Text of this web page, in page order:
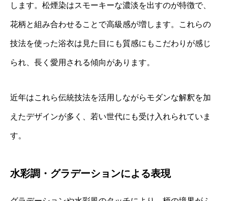
します。松煙染はスモーキーな濃淡を出すのが特徴で、
花柄と組み合わせることで高級感が増します。これらの
技法を使った浴衣は見た目にも質感にもこだわりが感じ
られ、長く愛用される傾向があります。
近年はこれら伝統技法を活用しながらモダンな解釈を加
えたデザインが多く、若い世代にも受け入れられていま
す。
水彩調・グラデーションによる表現